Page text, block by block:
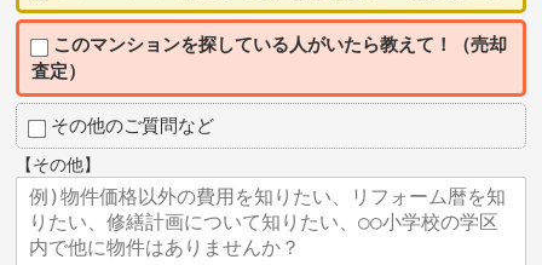
このマンションを探している人がいたら教えて！（売却
査定）
その他のご質問など
【その他】